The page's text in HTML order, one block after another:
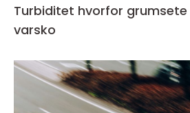
Turbiditet hvorfor grumsete vann er et
varsko